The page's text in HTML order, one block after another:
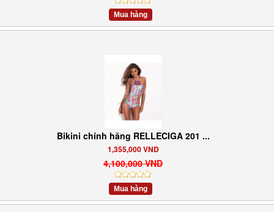
Mua hàng
Bikini chính hãng RELLECIGA 201 ...
1,355,000 VND
4,100,000 VND
Mua hàng